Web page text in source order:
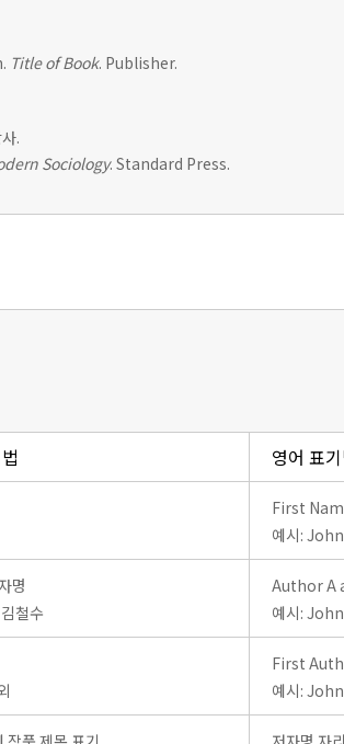
Title of Book. Publisher.
.
Sociology. Standard Press.
영어 표
First
예시:
명
철수
Author A
예시:
First
예시: